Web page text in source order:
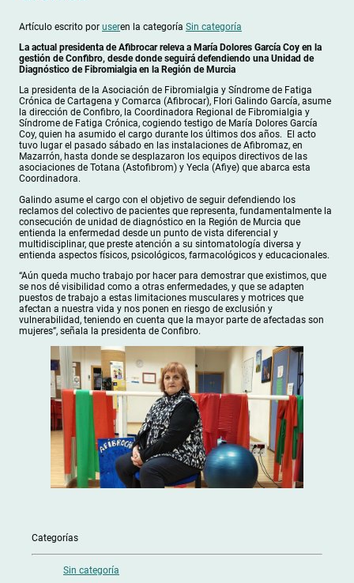
Artículo escrito por useren la categoría Sin categoría
La actual presidenta de Afibrocar releva a María Dolores García Coy en la
gestión de Confibro, desde donde seguirá defendiendo una Unidad de
Diagnóstico de Fibromialgia en la Región de Murcia
La presidenta de la Asociación de Fibromialgia y Síndrome de Fatiga
Crónica de Cartagena y Comarca (Afibrocar), Flori Galindo García, asume
la dirección de Confibro, la Coordinadora Regional de Fibromialgia y
Síndrome de Fatiga Crónica, cogiendo testigo de María Dolores García
Coy, quien ha asumido el cargo durante los últimos dos años. El acto
tuvo lugar el pasado sábado en las instalaciones de Afibromaz, en
Mazarrón, hasta donde se desplazaron los equipos directivos de las
asociaciones de Totana (Astofibrom) y Yecla (Afiye) que abarca esta
Coordinadora.
Galindo asume el cargo con el objetivo de seguir defendiendo los
reclamos del colectivo de pacientes que representa, fundamentalmente la
consecución de unidad de diagnóstico en la Región de Murcia que
entienda la enfermedad desde un punto de vista diferencial y
multidisciplinar, que preste atención a su sintomatología diversa y
entienda aspectos físicos, psicológicos, farmacológicos y educacionales.
“Aún queda mucho trabajo por hacer para demostrar que existimos, que
se nos dé visibilidad como a otras enfermedades, y que se adapten
puestos de trabajo a estas limitaciones musculares y motrices que
afectan a nuestra vida y nos ponen en riesgo de exclusión y
vulnerabilidad, teniendo en cuenta que la mayor parte de afectadas son
mujeres”, señala la presidenta de Confibro.
Categorías
Sin categoría